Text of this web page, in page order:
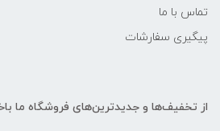
تماس با ما
پیگیری سفارشات
از تخفیف‌ها و جدیدترین‌های فروشگاه ما